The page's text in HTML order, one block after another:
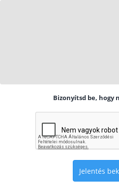
Bizonyítsd be, hogy
Jelentés